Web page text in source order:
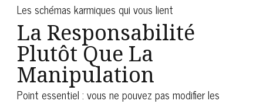
Les schémas karmiques qui vous lient
La Responsabilité
Plutôt Que La
Manipulation
Point essentiel : vous ne pouvez pas modifier les